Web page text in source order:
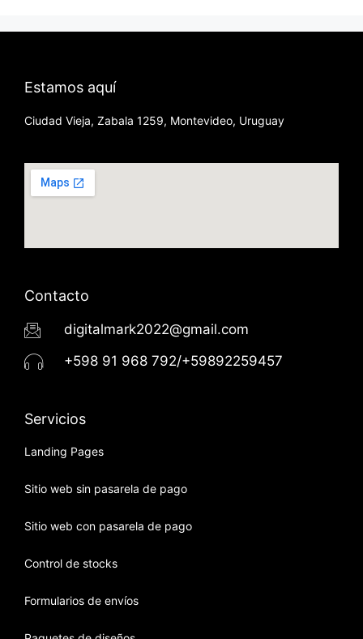
Estamos aquí
Ciudad Vieja, Zabala 1259, Montevideo, Uruguay
Contacto
digitalmark2022@gmail.com
+598 91 968 792/+59892259457
Servicios
Landing Pages
Sitio web sin pasarela de pago
Sitio web con pasarela de pago
Control de stocks
Formularios de envíos